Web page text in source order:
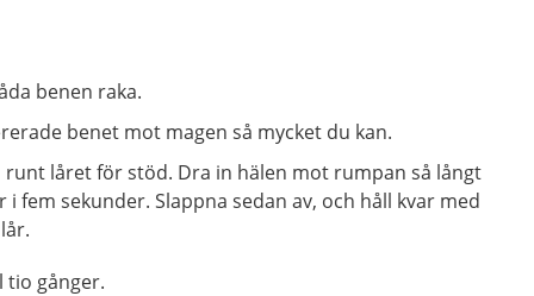
benen raka.
benet mot magen så mycket du kan.
runt låret för stöd. Dra in hälen mot rumpan så långt
i fem sekunder. Slappna sedan av, och håll kvar med
tio gånger.